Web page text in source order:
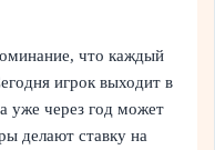
что каждый
игрок выходит в
уже через год может
делают ставку на